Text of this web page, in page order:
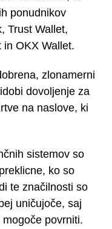
ponudnikov
Trust Wallet,
in OKX Wallet.
zlonamerni
dovoljenje za
na naslove, ki
sistemov so
ko so
te značilnosti so
uničujoče, saj
povrniti.